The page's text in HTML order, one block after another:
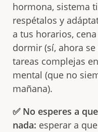
hormona, sistema
respétalos y
a tus horarios,
dormir (sí, ahora
tareas complejas
mental (que no
mañana).
✅ No esperes a
nada: esperar a